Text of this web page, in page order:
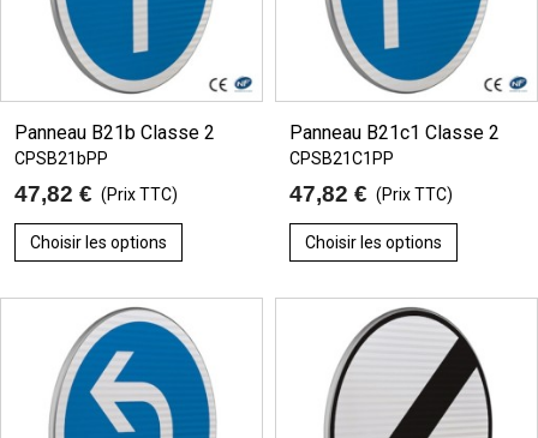
Panneau B21b Classe 2
CPSB21bPP
47,82 € (Prix TTC)
Choisir les options
Panneau B21c1 Classe 2
CPSB21C1PP
47,82 € (Prix TTC)
Choisir les options